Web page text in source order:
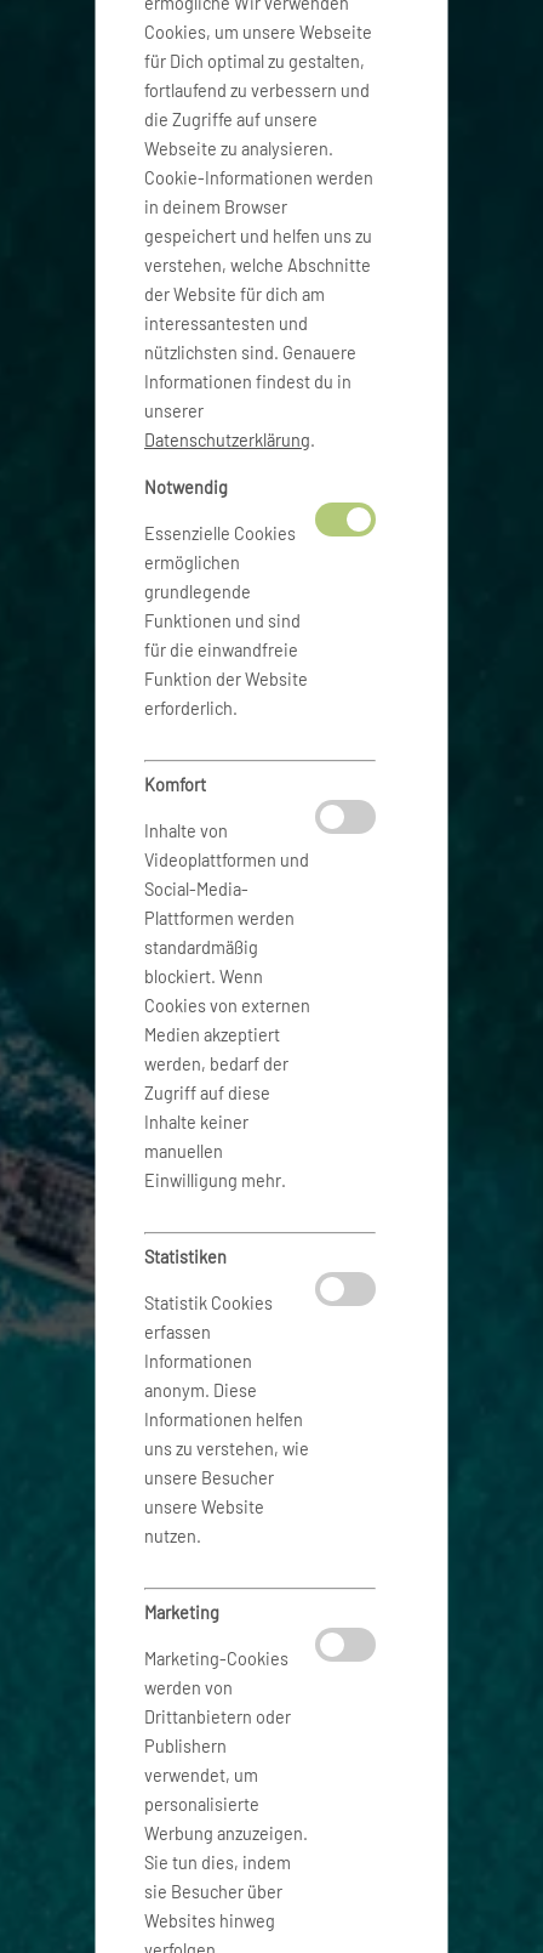
Cookies, um unsere Webseite
für Dich optimal zu gestalten,
fortlaufend zu verbessern und
die Zugriffe auf unsere
Webseite zu analysieren.
Cookie-Informationen werden
in deinem Browser
gespeichert und helfen uns zu
verstehen, welche Abschnitte
der Website für dich am
interessantesten und
nützlichsten sind. Genauere
Informationen findest du in
unserer
Datenschutzerklärung.
Notwendig
Essenzielle Cookies
ermöglichen
grundlegende
Funktionen und sind
für die einwandfreie
Funktion der Website
erforderlich.
Komfort
Inhalte von
Videoplattformen und
Social-Media-
Plattformen werden
standardmäßig
blockiert. Wenn
Cookies von externen
Medien akzeptiert
werden, bedarf der
Zugriff auf diese
Inhalte keiner
manuellen
Einwilligung mehr.
Statistiken
Statistik Cookies
erfassen
Informationen
anonym. Diese
Informationen helfen
uns zu verstehen, wie
unsere Besucher
unsere Website
nutzen.
Marketing
Marketing-Cookies
werden von
Drittanbietern oder
Publishern
verwendet, um
personalisierte
Werbung anzuzeigen.
Sie tun dies, indem
sie Besucher über
Websites hinweg